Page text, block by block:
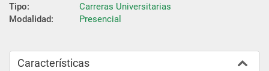
Tipo:
Carreras Universitarias
Modalidad:
Presencial
Características